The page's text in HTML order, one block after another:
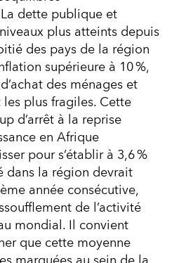
dette publique et
plus atteints depuis
des pays de la région
supérieure à 10 %,
des ménages et
plus fragiles. Cette
d’arrêt à la reprise
en Afrique
pour s’établir à 3,6 %
dans la région devrait
année consécutive,
de l’activité
mondial. Il convient
que cette moyenne